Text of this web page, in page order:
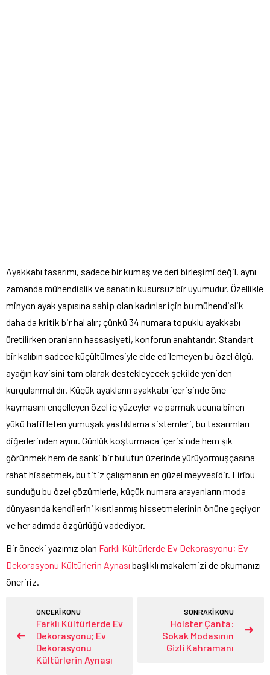
Ayakkabı tasarımı, sadece bir kumaş ve deri birleşimi değil, aynı
zamanda mühendislik ve sanatın kusursuz bir uyumudur. Özellikle
minyon ayak yapısına sahip olan kadınlar için bu mühendislik
daha da kritik bir hal alır; çünkü 34 numara topuklu ayakkabı
üretilirken oranların hassasiyeti, konforun anahtarıdır. Standart
bir kalıbın sadece küçültülmesiyle elde edilemeyen bu özel ölçü,
ayağın kavisini tam olarak destekleyecek şekilde yeniden
kurgulanmalıdır. Küçük ayakların ayakkabı içerisinde öne
kaymasını engelleyen özel iç yüzeyler ve parmak ucuna binen
yükü hafifleten yumuşak yastıklama sistemleri, bu tasarımları
diğerlerinden ayırır. Günlük koşturmaca içerisinde hem şık
görünmek hem de sanki bir bulutun üzerinde yürüyormuşçasına
rahat hissetmek, bu titiz çalışmanın en güzel meyvesidir. Firibu
sunduğu bu özel çözümlerle, küçük numara arayanların moda
dünyasında kendilerini kısıtlanmış hissetmelerinin önüne geçiyor
ve her adımda özgürlüğü vadediyor.
Bir önceki yazımız olan Farklı Kültürlerde Ev Dekorasyonu; Ev
Dekorasyonu Kültürlerin Aynası başlıklı makalemizi de okumanızı
öneririz.
ÖNCEKİ KONU
Farklı Kültürlerde Ev
Dekorasyonu; Ev
Dekorasyonu
Kültürlerin Aynası
SONRAKİ KONU
Holster Çanta:
Sokak Modasının
Gizli Kahramanı